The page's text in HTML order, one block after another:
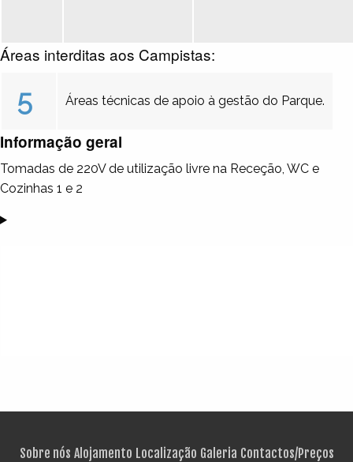
Áreas interditas aos Campistas:
5 Áreas técnicas de apoio à gestão do Parque.
Informação geral
Tomadas de 220V de utilização livre na Receção, WC e
Cozinhas 1 e 2
Sobre nós Alojamento Localização Galeria Contactos/Preços